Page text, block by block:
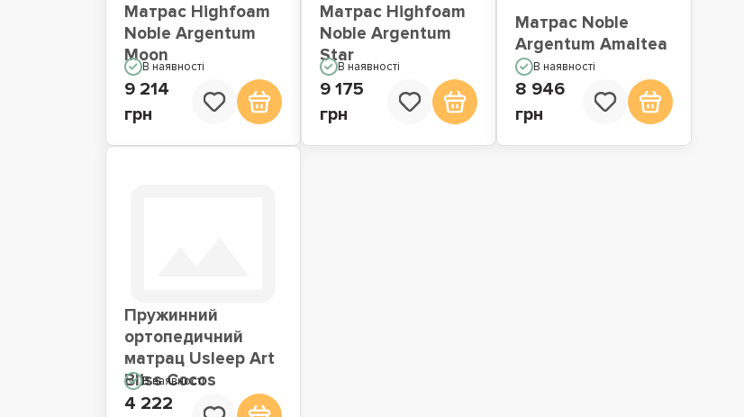
Матрас Highfoam
Noble Argentum
Moon
В наявності
9 214
грн
Матрас Highfoam
Noble Argentum
Star
В наявності
9 175
грн
Матрас Noble
Argentum Amaltea
В наявності
8 946
грн
Пружинний
ортопедичний
матрац Usleep Art
Bliss Cocos
В наявності
4 222